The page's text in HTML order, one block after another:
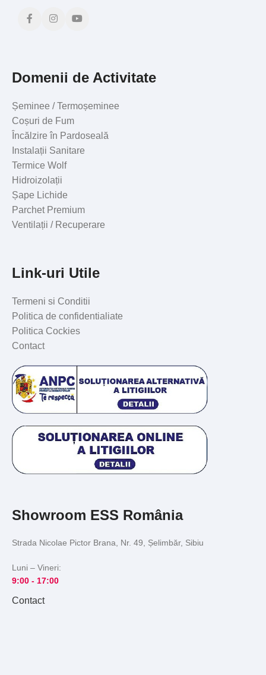
Domenii de Activitate
Șeminee / Termoșeminee
Coșuri de Fum
Încălzire în Pardoseală
Instalații Sanitare
Termice Wolf
Hidroizolații
Șape Lichide
Parchet Premium
Ventilații / Recuperare
Link-uri Utile
Termeni si Conditii
Politica de confidentialiate
Politica Cockies
Contact
Showroom ESS România
Strada Nicolae Pictor Brana, Nr. 49, Șelimbăr, Sibiu
Luni – Vineri:
9:00 - 17:00
Contact